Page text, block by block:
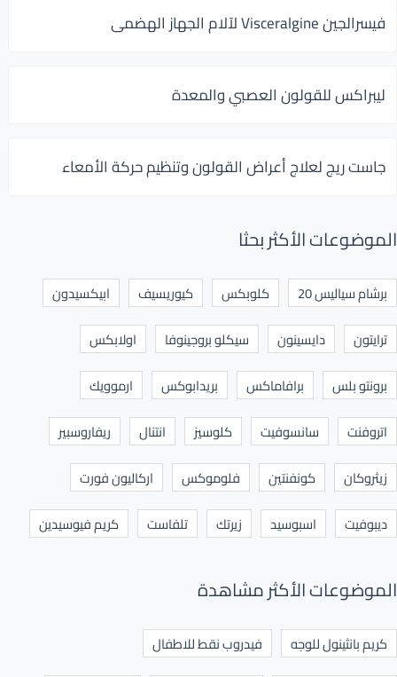
فيسرالجين Visceralgine لآلام الجهاز الهضمى
ليبراكس للقولون العصبي والمعدة
جاست ريج لعلاج أعراض القولون وتنظيم حركة الأمعاء
الموضوعات الأكثر بحثا
برشام سياليس 20 كلوبكس كيوريسيف
ابيكسيدون
ترايتون
دايسينون سيكلو بروجينوفا
اولابكس
برونتو بلس
برافاماكس بريدابوكس
ارموويك
اتروفنت
سانسوفيت كلوسيز انتنال
ريفاروسبير
زيثروكان
كونفنتين فلوموكس
اركاليون فورت
ديبوفيت
اسبوسيد زيرتك تلفاست كريم فيوسيدين
الموضوعات الأكثر مشاهدة
كريم بانثينول للوجه
فيدروب نقط للاطفال